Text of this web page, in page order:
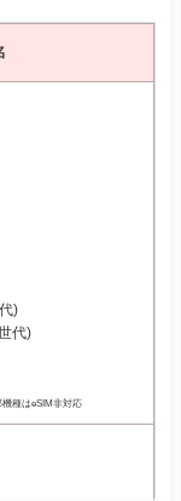
)
代)
種はeSIM非対応